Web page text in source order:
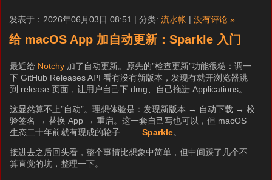
发表于：2026年06月03日 08:51 | 分类: 流水帐 | 没有评论 »
给 macOS App 加自动更新：Sparkle 入门
最近给 Notchy 加了自动更新。原先的”检查更新”功能很糙：调一
下 GitHub Releases API 看有没有新版本，发现有就开浏览器跳
到 release 页面，让用户自己下 dmg、自己拖进 Applications。
这显然算不上”自动”。理想体验是：发现新版本 → 自动下载 → 校
验签名 → 替换 App → 重启。这一套自己写也可以，但 macOS
生态二十年前就有现成的轮子 ——Sparkle。
接进去之后回头看，整个事情比想象中简单，但中间踩了几个不
算直觉的坑，整理一下。